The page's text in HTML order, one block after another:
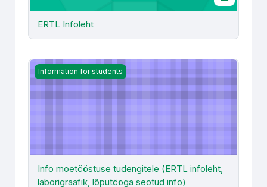
ERTL Infoleht
Info moetööstuse tudengitele (ERTL infoleht,
Information for students
Info moetööstuse tudengitele (ERTL infoleht,
laborigraafik, lõputööga seotud info)